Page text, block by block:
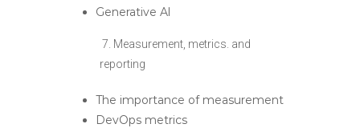
Generative Al
7. Measurement, metrics. and
reporting
The importance of measurement
DevOps metrics